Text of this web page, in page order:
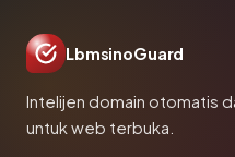
LbmsinoGuard
Intelijen domain otomatis
untuk web terbuka.